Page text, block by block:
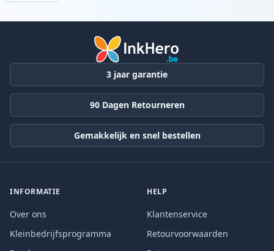
Producten
3 jaar garantie
90 Dagen Retourneren
Gemakkelijk en snel bestellen
INFORMATIE
Over ons
Kleinbedrijfsprogramma
HELP
Klantenservice
Retourvoorwaarden